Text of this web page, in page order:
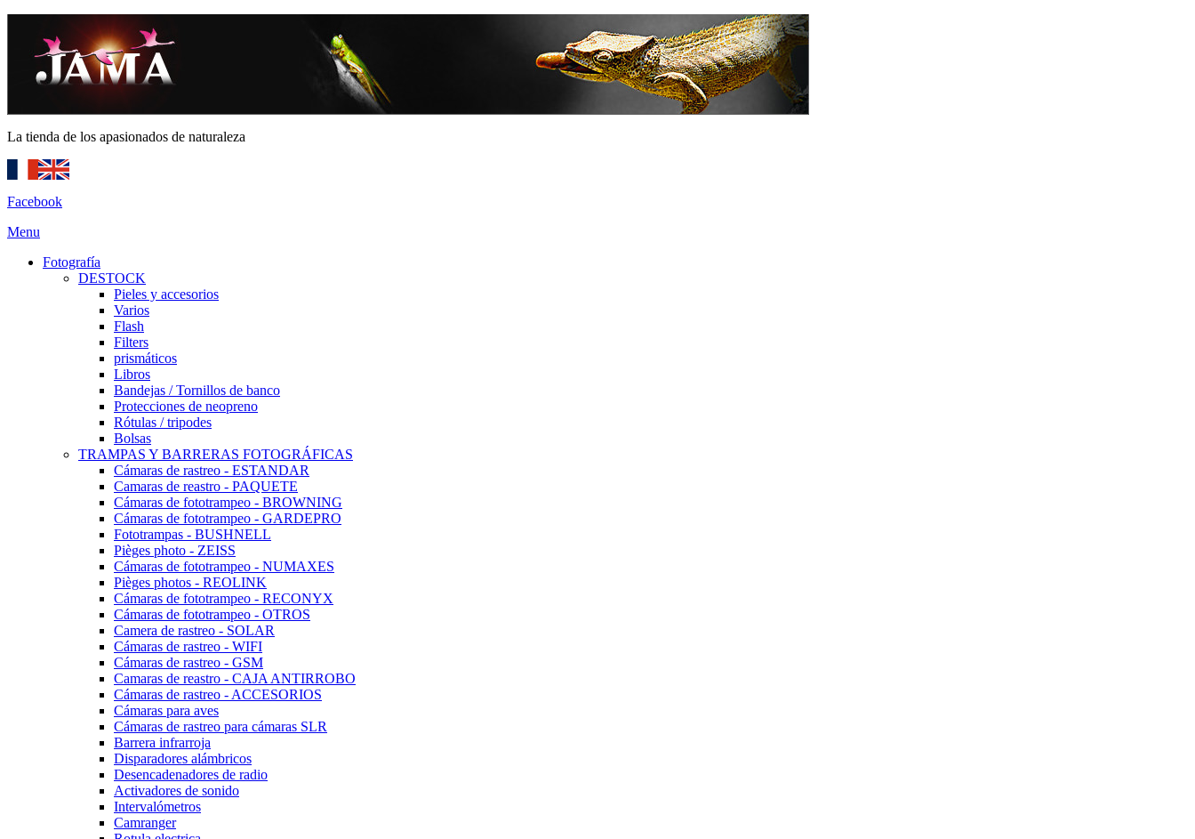
La tienda de los apasionados de naturaleza
Facebook
Menu
Fotografía
DESTOCK
Pieles y accesorios
Varios
Flash
Filters
prismáticos
Libros
Bandejas / Tornillos de banco
Protecciones de neopreno
Rótulas / tripodes
Bolsas
TRAMPAS Y BARRERAS FOTOGRÁFICAS
Cámaras de rastreo - ESTANDAR
Camaras de reastro - PAQUETE
Cámaras de fototrampeo - BROWNING
Cámaras de fototrampeo - GARDEPRO
Fototrampas - BUSHNELL
Pièges photo - ZEISS
Cámaras de fototrampeo - NUMAXES
Pièges photos - REOLINK
Cámaras de fototrampeo - RECONYX
Cámaras de fototrampeo - OTROS
Camera de rastreo - SOLAR
Cámaras de rastreo - WIFI
Cámaras de rastreo - GSM
Camaras de reastro - CAJA ANTIRROBO
Cámaras de rastreo - ACCESORIOS
Cámaras para aves
Cámaras de rastreo para cámaras SLR
Barrera infrarroja
Disparadores alámbricos
Desencadenadores de radio
Activadores de sonido
Intervalómetros
Camranger